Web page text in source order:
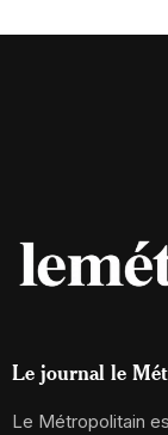
Le journal le
Le Métropolitain